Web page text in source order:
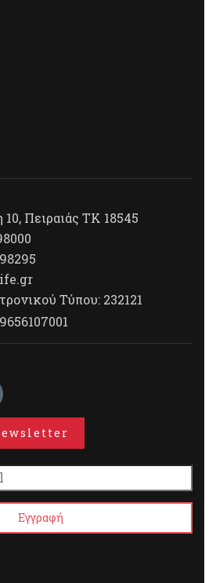
Πειραιάς ΤΚ 18545
Τύπου: 232121